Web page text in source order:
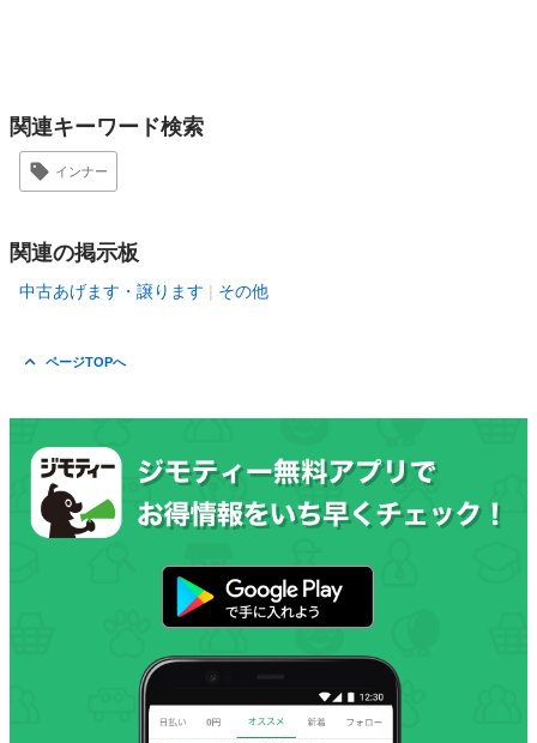
関連キーワード検索
インナー
関連の掲示板
中古あげます・譲ります その他
ページTOPへ